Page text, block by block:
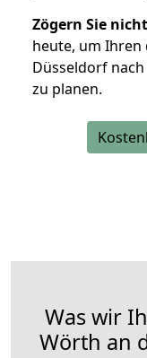
Zögern Sie nicht
heute, um
Düsseldorf
zu planen.
Was wir
Wörth an